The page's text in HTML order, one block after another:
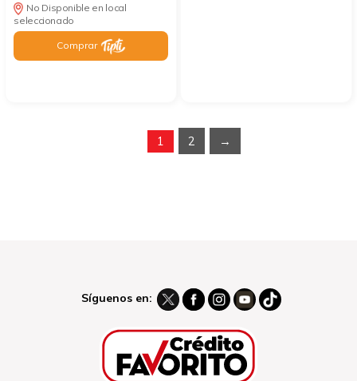
No Disponible en local
seleccionado
Comprar
1 2 →
Síguenos en: